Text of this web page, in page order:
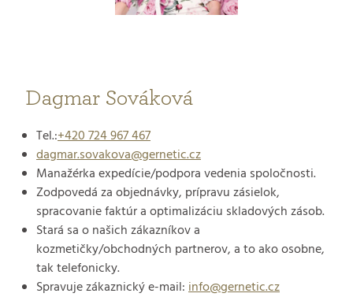
Dagmar Sováková
Tel.:+420 724 967 467
dagmar.sovakova@gernetic.cz
Manažérka expedície/podpora vedenia spoločnosti.
Zodpovedá za objednávky, prípravu zásielok,
spracovanie faktúr a optimalizáciu skladových zásob.
Stará sa o našich zákazníkov a
kozmetičky/obchodných partnerov, a to ako osobne,
tak telefonicky.
Spravuje zákaznický e-mail:info@gernetic.cz